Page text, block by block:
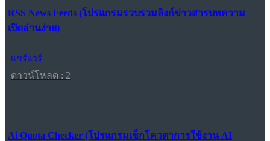
RSS News Feeds (โปรแกรมรวบรวมลิงก์ข่าวสารบทความ
เปิดอ่านง่าย)
แชร์แวร์
ดาวน์โหลด : 2
Ai Quota Checker (โปรแกรมเช็กโควตาการใช้งาน AI